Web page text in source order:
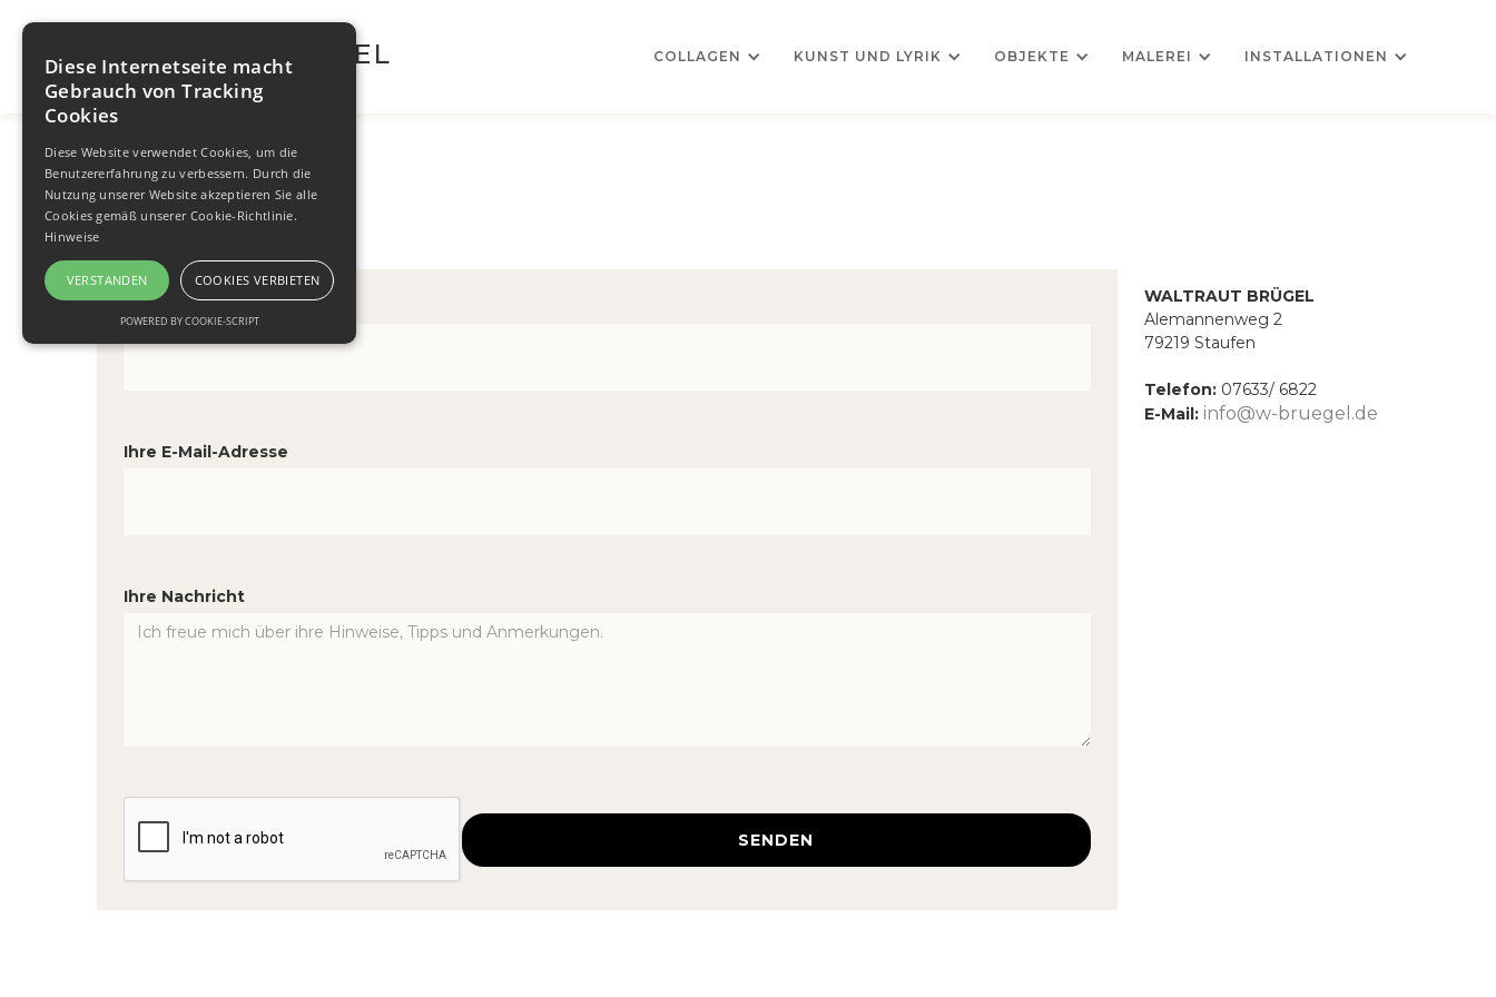
WALTRAUT BRÜGEL COLLAGEN KUNST UND LYRIK OBJEKTE MALEREI INSTALLATIONEN
KONTAKT
Ihr Name
Ihre E-Mail-Adresse
Ihre Nachricht
WALTRAUT BRÜGEL
Alemannenweg 2
79219 Staufen
Telefon:07633/ 6822
E-Mail: info@w-bruegel.de
Diese Internetseite macht
Gebrauch von Tracking
Cookies
Diese Website verwendet Cookies, um die
Benutzererfahrung zu verbessern. Durch die
Nutzung unserer Website akzeptieren Sie alle
Cookies gemäß unserer Cookie-Richtlinie.
Hinweise
VERSTANDEN COOKIES VERBIETEN
POWERED BY COOKIE-SCRIPT